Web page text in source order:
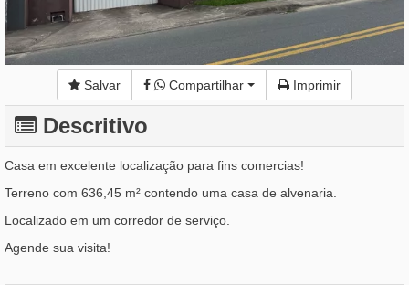
Salvar Compartilhar Imprimir
Descritivo
Casa em excelente localização para fins comercias!
Terreno com 636,45 m² contendo uma casa de alvenaria.
Localizado em um corredor de serviço.
Agende sua visita!